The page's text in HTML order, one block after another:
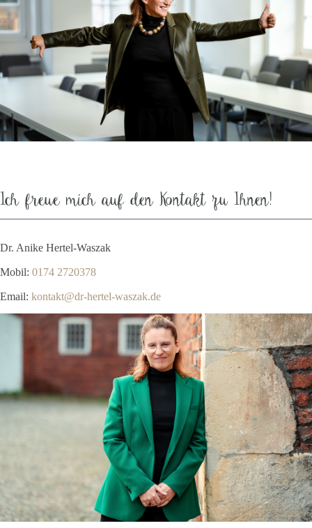
Ich freue mich auf den Kontakt zu Ihnen!
Dr. Anike Hertel-Waszak
Mobil: 0174 2720378
Email: kontakt@dr-hertel-waszak.de